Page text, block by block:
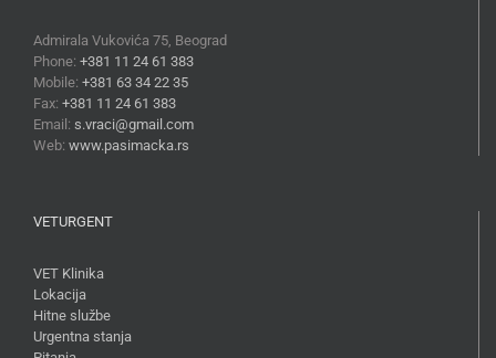
Admirala Vukovića 75, Beograd
Phone: +381 11 24 61 383
Mobile: +381 63 34 22 35
Fax: +381 11 24 61 383
Email: s.vraci@gmail.com
Web: www.pasimacka.rs
VETURGENT
VET Klinika
Lokacija
Hitne službe
Urgentna stanja